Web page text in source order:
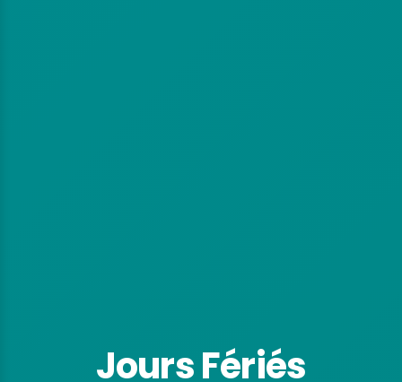
Jours Fériés